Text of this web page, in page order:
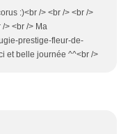
:)<br /> <br /> <br />
> <br /> Ma
prestige-fleur-de-
et belle journée ^^<br />